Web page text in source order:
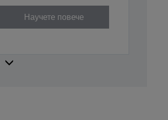
Научете повече